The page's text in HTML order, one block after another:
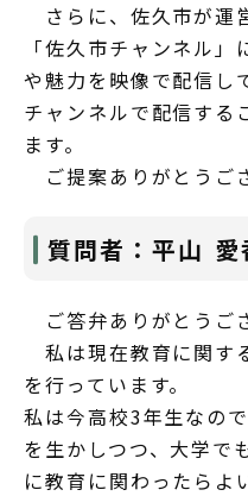
さらに、佐久市が運
「佐久市チャンネル
や魅力を映像で配信し
チャンネルで配信する
ます。
ご提案ありがとうご
質問者：平山 愛
ご答弁ありがとうご
私は現在教育に関す
を行っています。
私は今高校3年生なの
を生かしつつ、大学で
に教育に関わったらよ